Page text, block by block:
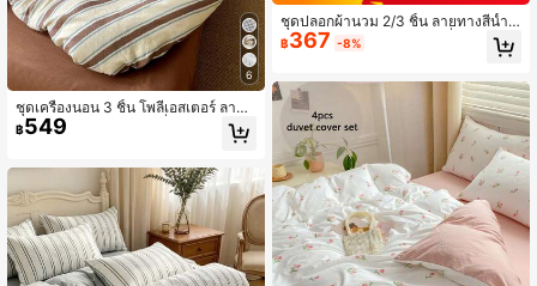
6
ชุดเครื่องนอน 3 ชิ้น โพลีเอสเตอร์ ลายพิ
มพ์วินเทจมินิมอล, ชุดเครื่องนอนหอพัก,
ชุดเครื่องนอนตกแต่งหอพัก, ปิดด้วยซิป,
บายอากาศได้ดี, เหมาะสำหรับเตียงหอ
พัก, เตียงเดี่ยว, เตียงคู่, เตียงคิงไซส์, ชุด
เครื่องนอนห้องนอน, ซักด้วยเครื่องซักผ้
าได้รวดเร็ว, กลับไปโรงเรียน, ชีวิตในม
หาวิทยาลัย, เครื่องนอนจำเป็นสำหรับก
ารย้ายเข้า! (รวม 1 ปลอกผ้านวม, 2 ปลอ
กหมอน, ไม่รวมไส้)
฿549
ชุดปลอกผ้านวม 2/3 ชิ้น ลายทางสีน้ำเงิ
นและสีขาว ผ้าปูเตียง ชุดเครื่องนอนนุ่ม
พิเศษ ตกแต่งห้องที่อบอุ่น เป็นมิตรกับผิ
บายไม่เป็นขุย ปลอกผ้านวมและปลอกห
มอนลายทางสำหรับฤดูใบไม้ผลิ/ฤดูร้อน
ตกแต่งฤดูใบไม้ร่วง ตกแต่งห้อง กลับไป
โรงเรียน อุปกรณ์โรงเรียน
฿367 -8%